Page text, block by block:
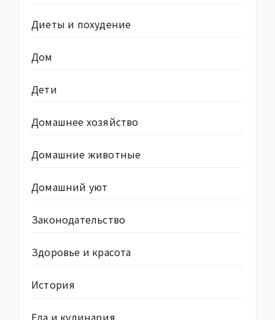
Диеты и похудение
Дом
Дети
Домашнее хозяйство
Домашние животные
Домашний уют
Законодательство
Здоровье и красота
История
Еда и кулинария